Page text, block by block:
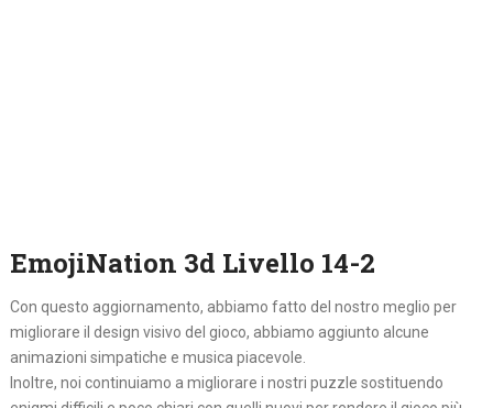
EmojiNation 3d Livello 14-2
Con questo aggiornamento, abbiamo fatto del nostro meglio per
migliorare il design visivo del gioco, abbiamo aggiunto alcune
animazioni simpatiche e musica piacevole.
Inoltre, noi continuiamo a migliorare i nostri puzzle sostituendo